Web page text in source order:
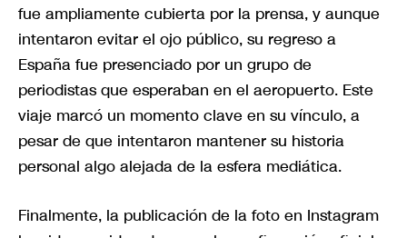
fue ampliamente cubierta por la prensa, y aunque
intentaron evitar el ojo público, su regreso a
España fue presenciado por un grupo de
periodistas que esperaban en el aeropuerto. Este
viaje marcó un momento clave en su vínculo, a
pesar de que intentaron mantener su historia
personal algo alejada de la esfera mediática.
Finalmente, la publicación de la foto en Instagram